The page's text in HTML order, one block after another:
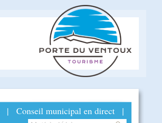
| Conseil municipal en direct |